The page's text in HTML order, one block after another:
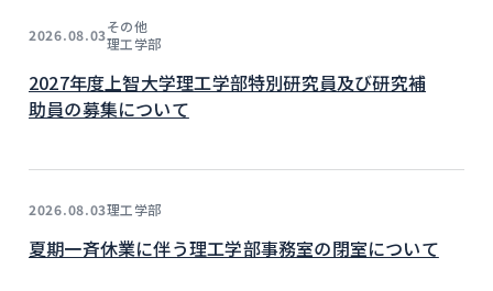
2026.08.03その他
理工学部
2027年度上智大学理工学部特別研究員及び研究補
助員の募集について
2026.08.03理工学部
夏期一斉休業に伴う理工学部事務室の閉室について